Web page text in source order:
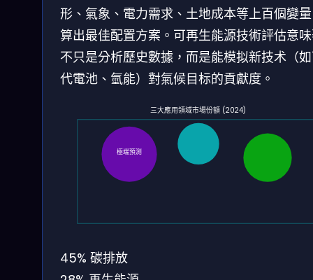
形、氣象、電力需求、土地成本等上百個變
算出最佳配置方案。可再生能源技術評估意
不只是分析歷史數據，而是能模拟新技术（
代電池、氫能）對氣候目标的貢獻度。
三大應用領域市場份額 (2024)
極端預測
45% 碳排放